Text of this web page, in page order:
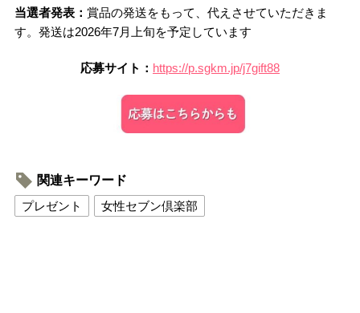
当選者発表： 賞品の発送をもって、代えさせていただきま
す。発送は2026年7月上旬を予定しています
応募サイト： https://p.sgkm.jp/j7gift88
関連キーワード
プレゼント
女性セブン倶楽部